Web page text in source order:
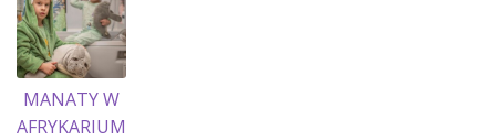
INSEKTY
MANATY W
AFRYKARIUM